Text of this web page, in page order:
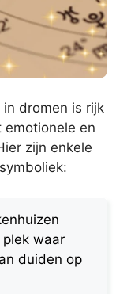
dromen is rijk
emotionele en
zijn enkele
waar
duiden op